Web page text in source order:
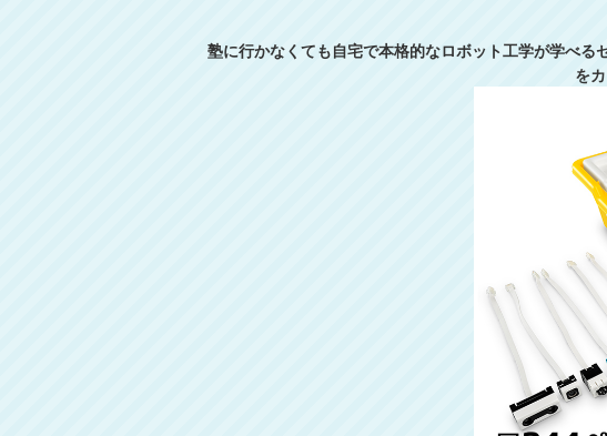
塾に行かなくても自宅で本格的なロボット工学が学べる
を